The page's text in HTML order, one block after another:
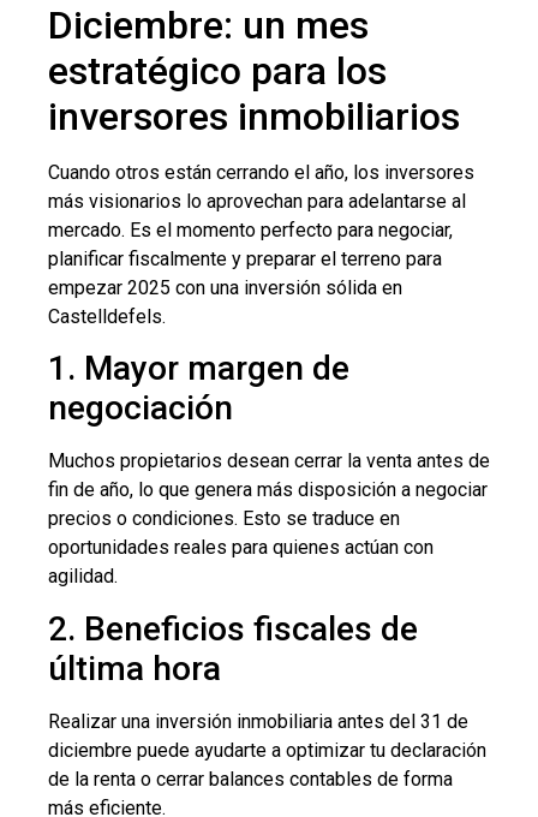
Diciembre: un mes
estratégico para los
inversores inmobiliarios
Cuando otros están cerrando el año, los inversores
más visionarios lo aprovechan para adelantarse al
mercado. Es el momento perfecto para negociar,
planificar fiscalmente y preparar el terreno para
empezar 2025 con una inversión sólida en
Castelldefels.
1. Mayor margen de
negociación
Muchos propietarios desean cerrar la venta antes de
fin de año, lo que genera más disposición a negociar
precios o condiciones. Esto se traduce en
oportunidades reales para quienes actúan con
agilidad.
2. Beneficios fiscales de
última hora
Realizar una inversión inmobiliaria antes del 31 de
diciembre puede ayudarte a optimizar tu declaración
de la renta o cerrar balances contables de forma
más eficiente.